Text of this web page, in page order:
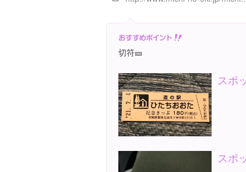
切符🎫
スポ
スポ